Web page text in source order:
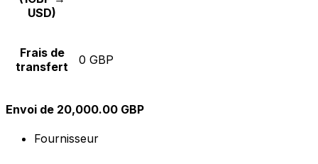
USD)
Frais de
transfert
0 GBP
Envoi de 20,000.00 GBP
Fournisseur